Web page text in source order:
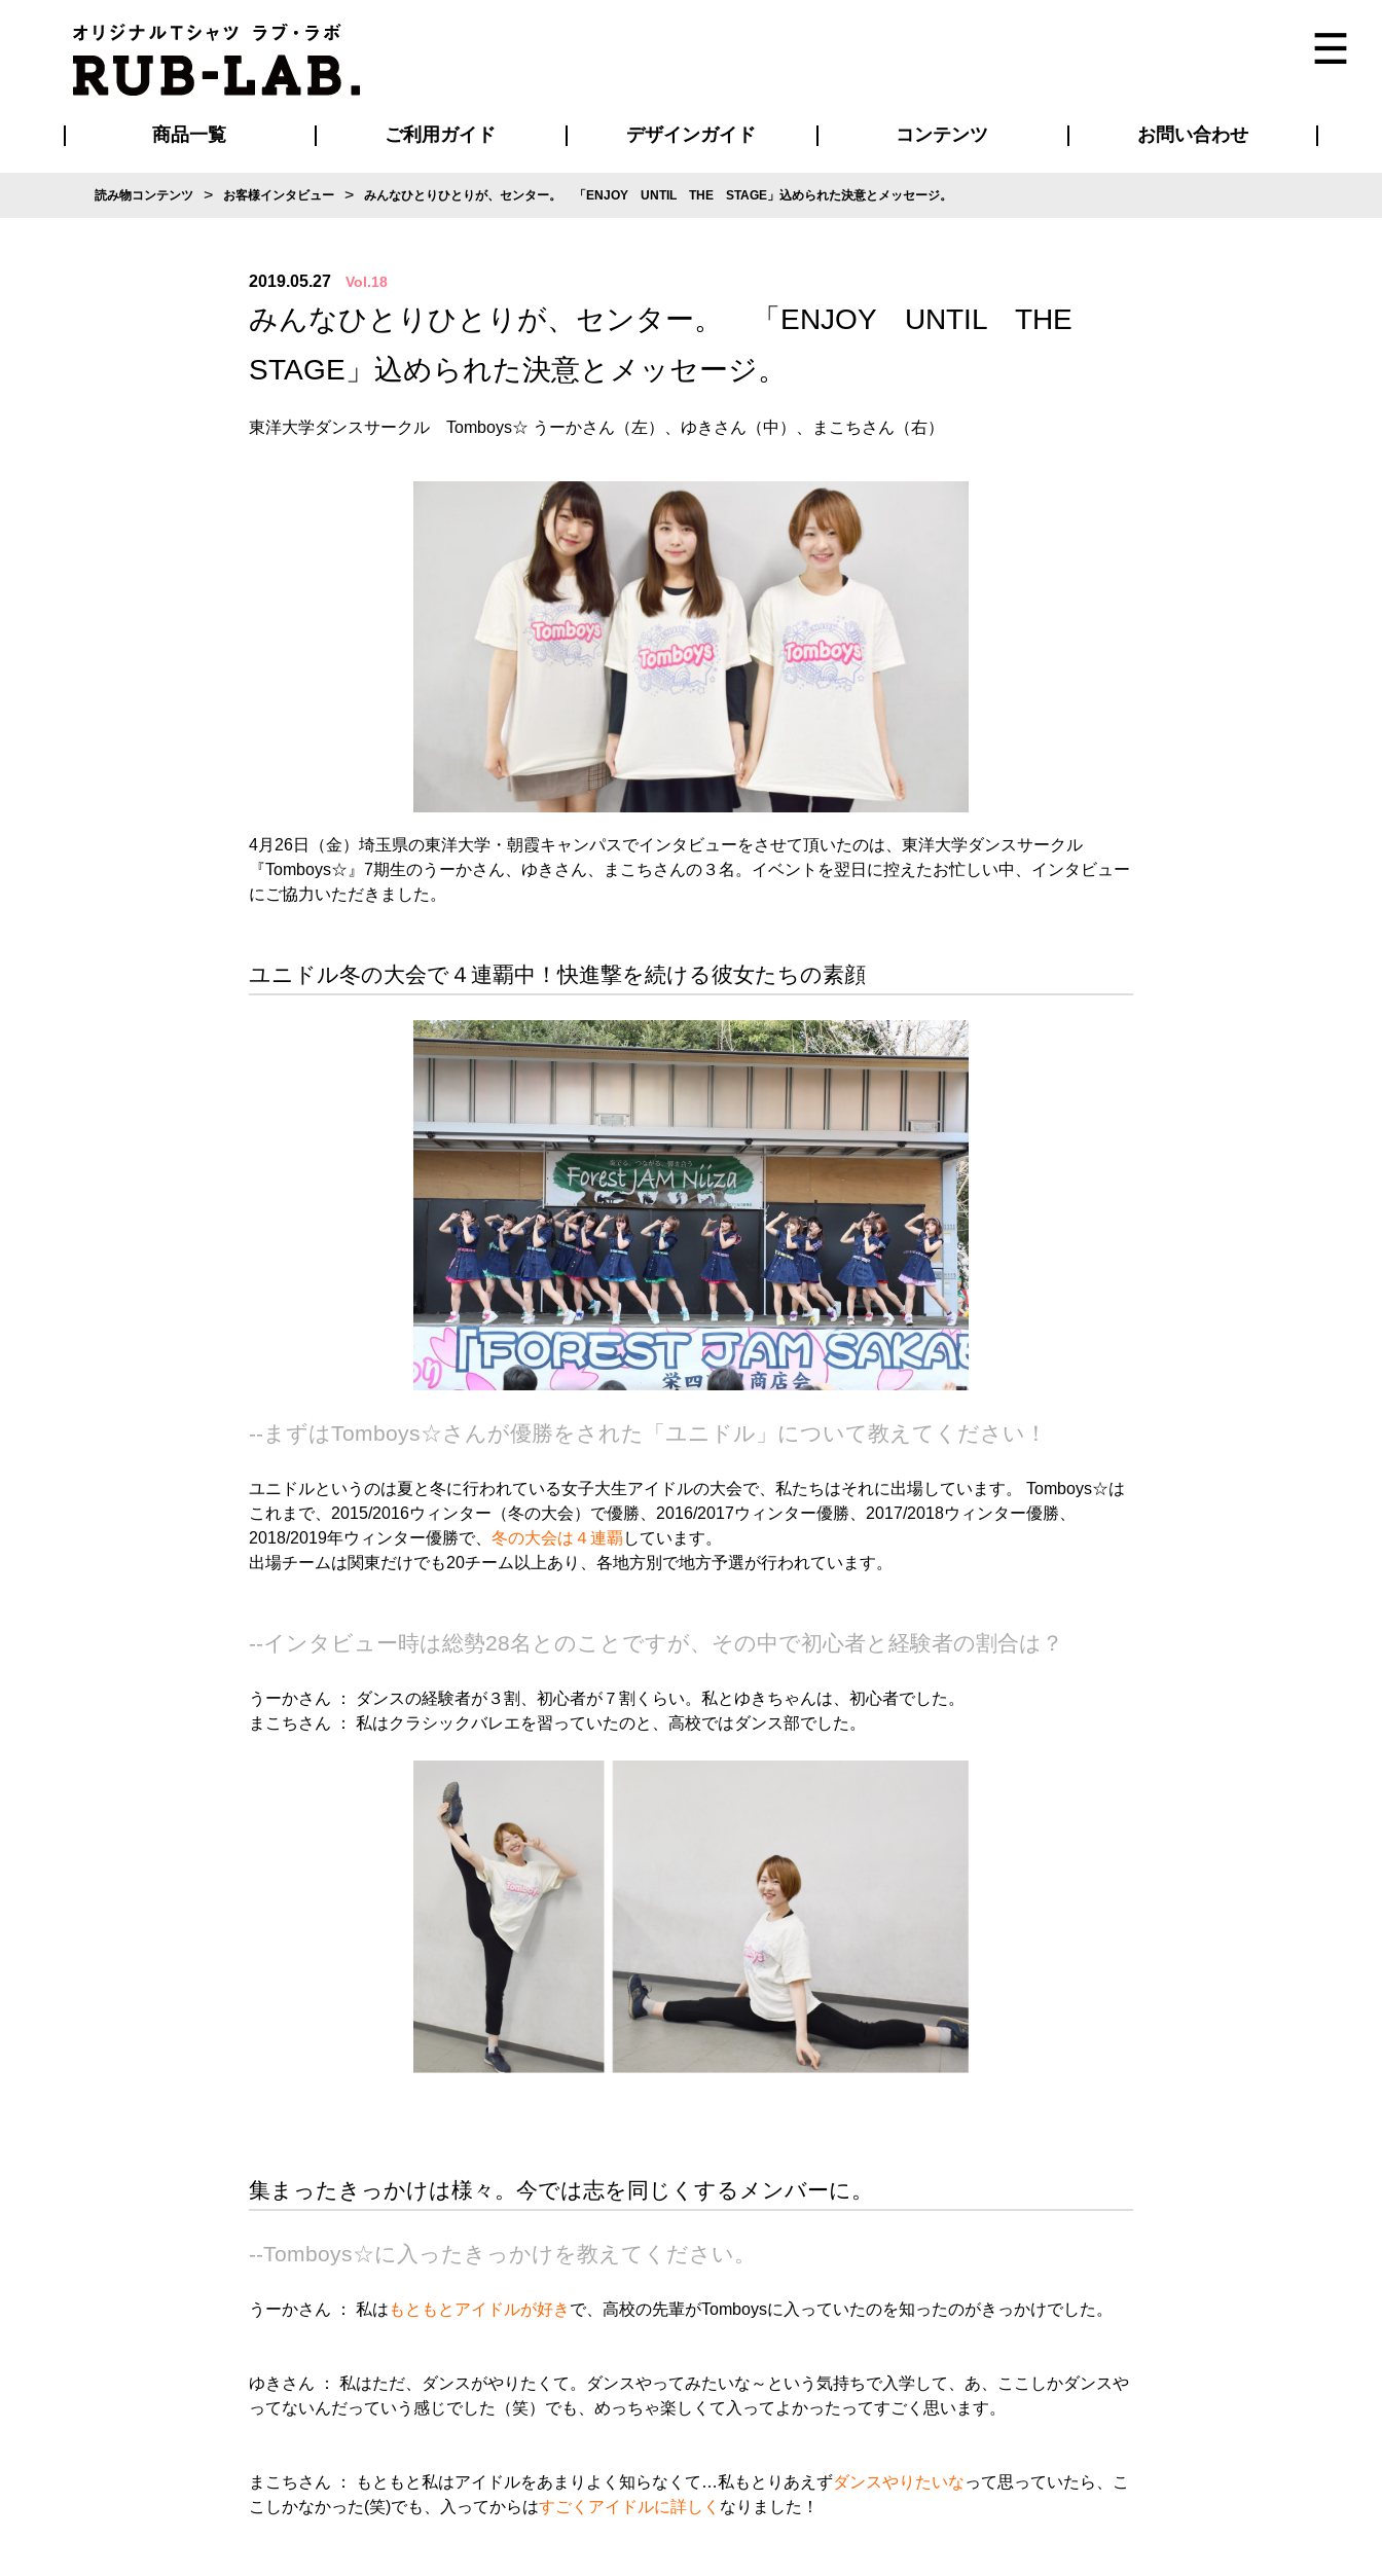
商品一覧 ご利用ガイド
ご利用ガイド
はじめての方へ
再注文の方へ
お支払い方法について
割引まとめページ
発送・特急サービスについて
版の保管期限について
よくある質問
デザインガイド
デザインガイド
デザイン入稿について
デザイン料について
デザインテンプレート集
デザインテンシュミレーター
書体一覧（フォント集）
プリント・加工方法
インクカラー
プリントサイズ
コンテンツ
シーン別特集一覧
おすすめ特集一覧
ニュース(お知らせ)
読み物コンテンツ
法人事例
フォトギャラリー
お客様インタビュー
ラブログ
お問い合わせ
読み物コンテンツ > お客様インタビュー > みんなひとりひとりが、センター。 「ENJOY UNTIL THE STAGE」込められた決意とメッセージ。
2019.05.27 Vol.18
みんなひとりひとりが、センター。 「ENJOY UNTIL THE
STAGE」込められた決意とメッセージ。
東洋大学ダンスサークル Tomboys☆ うーかさん（左）、ゆきさん（中）、まこちさん（右）
4月26日（金）埼玉県の東洋大学・朝霞キャンパスでインタビューをさせて頂いたのは、東洋大学ダンスサークル
『Tomboys☆』7期生のうーかさん、ゆきさん、まこちさんの３名。イベントを翌日に控えたお忙しい中、インタビュー
にご協力いただきました。
ユニドル冬の大会で４連覇中！快進撃を続ける彼女たちの素顔
--まずはTomboys☆さんが優勝をされた「ユニドル」について教えてください！
ユニドルというのは夏と冬に行われている女子大生アイドルの大会で、私たちはそれに出場しています。 Tomboys☆は
これまで、2015/2016ウィンター（冬の大会）で優勝、2016/2017ウィンター優勝、2017/2018ウィンター優勝、
2018/2019年ウィンター優勝で、 冬の大会は４連覇 しています。
出場チームは関東だけでも20チーム以上あり、各地方別で地方予選が行われています。
--インタビュー時は総勢28名とのことですが、その中で初心者と経験者の割合は？
うーかさん ：
ダンスの経験者が３割、初心者が７割くらい。私とゆきちゃんは、初心者でした。
まこちさん ： 私はクラシックバレエを習っていたのと、高校ではダンス部でした。
集まったきっかけは様々。今では志を同じくするメンバーに。
--Tomboys☆に入ったきっかけを教えてください。
うーかさん ： 私は もともと アイドルが好き で、高校の先輩がTomboysに入っていたのを知ったのがきっかけでした。
ゆきさん ： 私はただ、 ダンスがやりたくて。
ダンスやってみたいな～という気持ちで入学して、あ、ここしかダンスや
ってないんだっていう感じでした（笑）でも、めっちゃ楽しくて入ってよかったってすごく思います。
まこちさん ： もともと私はアイドルをあまりよく知らなくて…私もとりあえずダンスやりたいなって思っていたら、こ
こしかなかった(笑)でも、入ってからはすごくアイドルに詳しく なりました！